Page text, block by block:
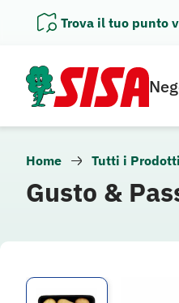
Trova il tuo punto
Home Tutti i Prodotti
Gusto &